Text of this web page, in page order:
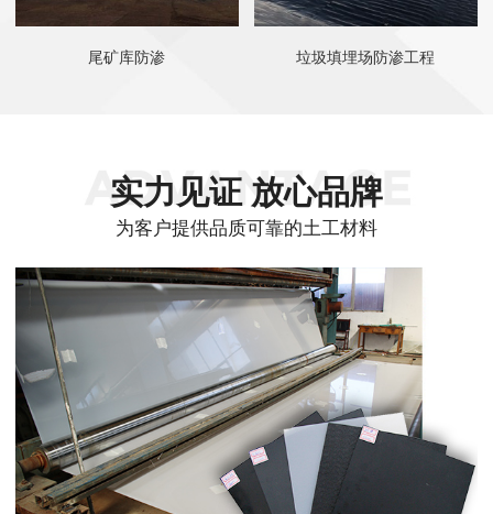
尾矿库防渗 垃圾填埋场防渗工程
实力见证 放心品牌
为客户提供品质可靠的土工材料